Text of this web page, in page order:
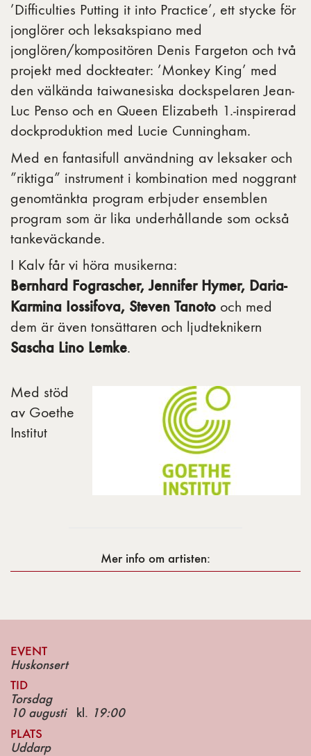
’Difficulties Putting it into Practice’, ett stycke för
jonglörer och leksakspiano med
jonglören/kompositören Denis Fargeton och två
projekt med dockteater: ’Monkey King’ med
den välkända taiwanesiska dockspelaren Jean-
Luc Penso och en Queen Elizabeth 1.-inspirerad
dockproduktion med Lucie Cunningham.
Med en fantasifull användning av leksaker och
”riktiga” instrument i kombination med noggrant
genomtänkta program erbjuder ensemblen
program som är lika underhållande som också
tankeväckande.
I Kalv får vi höra musikerna:
Bernhard Fograscher, Jennifer Hymer, Daria-
Karmina Iossifova, Steven Tanoto och med
dem är även tonsättaren och ljudteknikern
Sascha Lino Lemke.
Med stöd
av Goethe
Institut
Mer info om artisten:
EVENT
Huskonsert
TID
Torsdag
10 augustikl. 19:00
PLATS
Uddarp